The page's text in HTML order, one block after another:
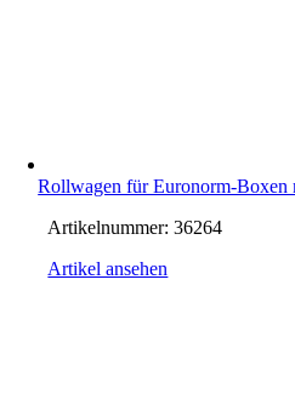
Rollwagen für Euronorm-Boxen
Artikelnummer:36264
Artikel ansehen